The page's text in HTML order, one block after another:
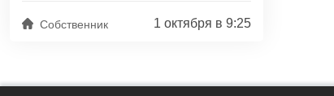
Собственник 1 октября в 9:25